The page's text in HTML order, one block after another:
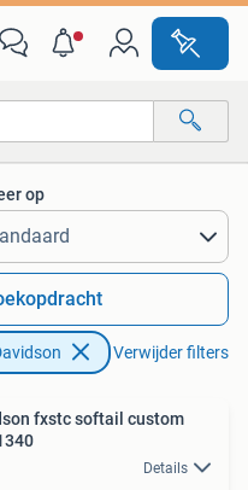
op
Verwijder filters
softail custom
Details